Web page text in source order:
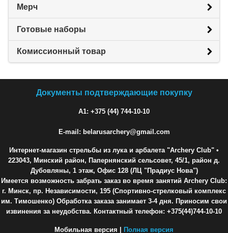
Мерч
Готовые наборы
Комиссионный товар
Документы подтверждающие покупку
A1: +375 (44) 744-10-10
E-mail: belarusarchery@gmail.com
Интернет-магазин стрельбы из лука и арбалета "Archery Club" •
223043, Минский район, Папернянский сельсовет, 45/1, район д.
Дубовляны, 1 этаж, Офис 128 (ЛЦ "Прадиус Нова")
Имеется возможность забрать заказ во время занятий Archery Club:
г. Минск, пр. Независимости, 195 (Спортивно-стрелковый комплекс
им. Тимошенко) Обработка заказа занимает 3-4 дня. Приносим свои
извинения за неудобства. Контактный телефон: +375(44)744-10-10
Мобильная версия | Полная версия